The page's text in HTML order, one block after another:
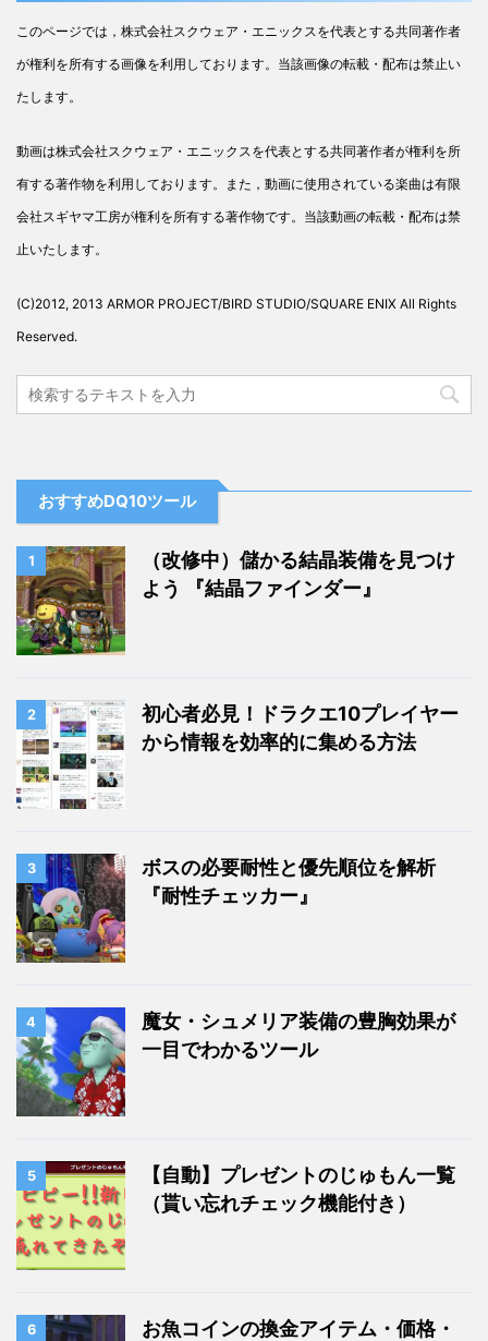
このページでは，株式会社スクウェア・エニックスを代表とする共同著作者
が権利を所有する画像を利用しております。当該画像の転載・配布は禁止い
たします。
動画は株式会社スクウェア・エニックスを代表とする共同著作者が権利を所
有する著作物を利用しております。また，動画に使用されている楽曲は有限
会社スギヤマ工房が権利を所有する著作物です。当該動画の転載・配布は禁
止いたします。
(C)2012, 2013 ARMOR PROJECT/BIRD STUDIO/SQUARE ENIX All Rights
Reserved.
おすすめDQ10ツール
1
（改修中）儲かる結晶装備を見つけ
よう 『結晶ファインダー』
2
初心者必見！ドラクエ10プレイヤー
から情報を効率的に集める方法
3
ボスの必要耐性と優先順位を解析
『耐性チェッカー』
4
魔女・シュメリア装備の豊胸効果が
一目でわかるツール
5
【自動】プレゼントのじゅもん一覧
（貰い忘れチェック機能付き）
6
お魚コインの換金アイテム・価格・